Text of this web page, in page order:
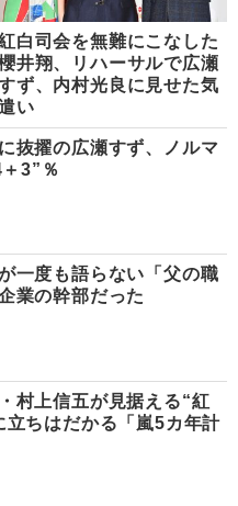
白司会を無難にこなした
井翔、リハーサルで広瀬
ず、内村光良に見せた気
い
抜擢の広瀬すず、ノルマ
3”％
一度も語らない「父の職
業の幹部だった
村上信五が見据える“紅
立ちはだかる「嵐5カ年計